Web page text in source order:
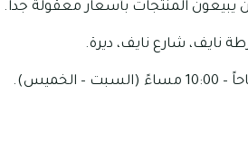
يبيعون المنتجات بأسعار معقولة جداً.
نايف، شارع نايف، ديرة.